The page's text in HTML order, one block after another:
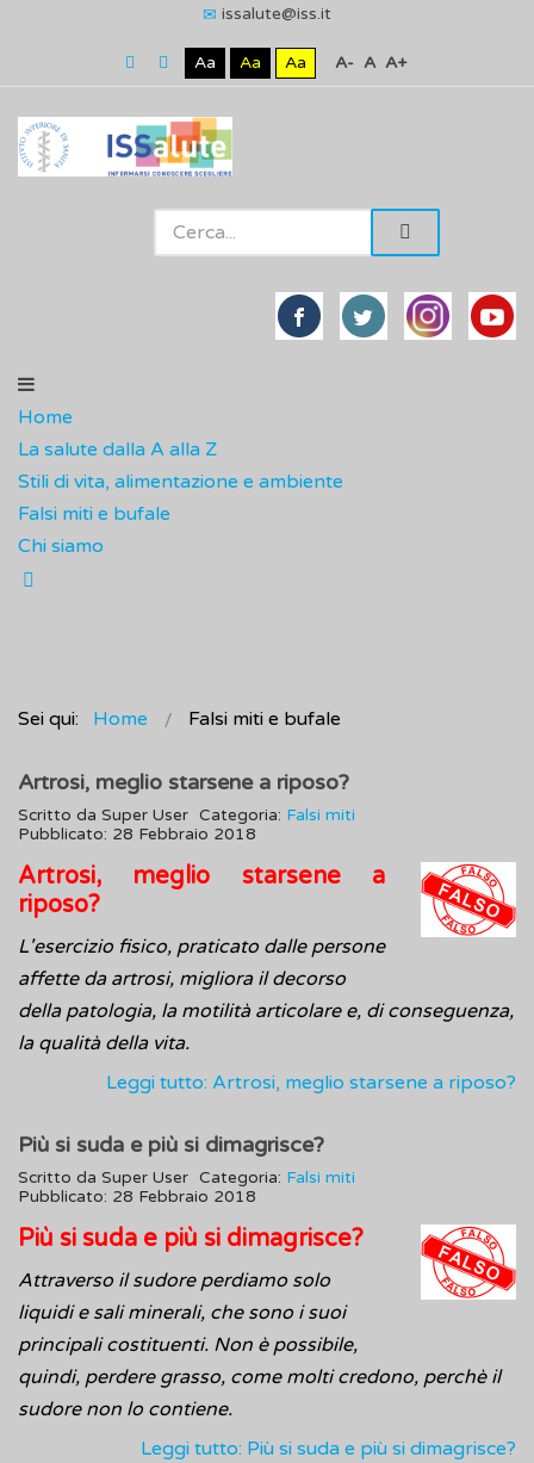
issalute@iss.it
Aa Aa Aa A- A A+
Home
La salute dalla A alla Z
Stili di vita, alimentazione e ambiente
Falsi miti e bufale
Chi siamo
Sei qui: Home Falsi miti e bufale
Artrosi, meglio starsene a riposo?
Scritto da Super User Categoria: Falsi miti
Pubblicato: 28 Febbraio 2018
Artrosi, meglio starsene a
riposo?
L'esercizio fisico, praticato dalle persone
affette da artrosi, migliora il decorso
della patologia, la motilità articolare e, di conseguenza,
la qualità della vita.
Leggi tutto: Artrosi, meglio starsene a riposo?
Più si suda e più si dimagrisce?
Scritto da Super User Categoria: Falsi miti
Pubblicato: 28 Febbraio 2018
Più si suda e più si dimagrisce?
Attraverso il sudore perdiamo solo
liquidi e sali minerali, che sono i suoi
principali costituenti. Non è possibile,
quindi, perdere grasso, come molti credono, perchè il
sudore non lo contiene.
Leggi tutto: Più si suda e più si dimagrisce?